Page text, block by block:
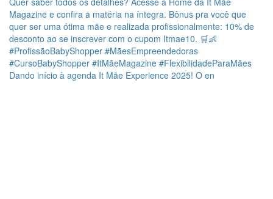
Dando início à agenda It Mãe Experience 2025! O en